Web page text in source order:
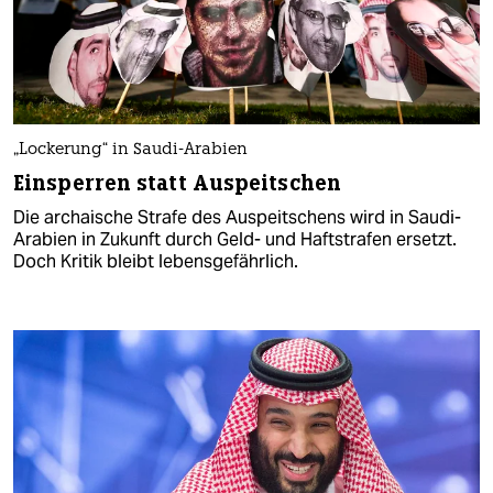
„Lockerung“ in Saudi-Arabien
Einsperren statt Auspeitschen
Die archaische Strafe des Auspeitschens wird in Saudi-
Arabien in Zukunft durch Geld- und Haftstrafen ersetzt.
Doch Kritik bleibt lebensgefährlich.